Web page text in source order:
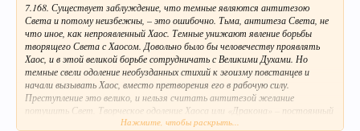
7.168. Существует заблуждение, что темные являются антитезою
Света и потому неизбежны, – это ошибочно. Тьма, антитеза Света, не
что иное, как непроявленный Хаос. Темные унижают явление борьбы
творящего Света с Хаосом. Довольно было бы человечеству проявлять
Хаос, и в этой великой борьбе сотрудничать с Великими Духами. Но
темные свели одоление необузданных стихий к эгоизму повстанцев и
начали вызывать Хаос, вместо претворения его в рабочую силу.
Преступление это велико, и нельзя считать антитезой желание
потушить Свет. Творческое одоление Хаоса или «Дракона» – постоянный
подвиг. Но битва с темными есть лишь судорога, затрудняющая
Нажмите, чтобы раскрыть...